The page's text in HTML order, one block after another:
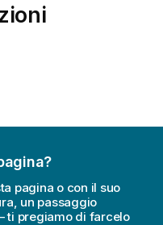
pagina o con il suo
un passaggio
ti pregiamo di farcelo